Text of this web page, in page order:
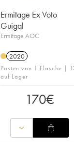
Ermitage Ex Voto
Guigal
Ermitage AOC
2020
Posten von 1 Flasche |
auf Lager
170€